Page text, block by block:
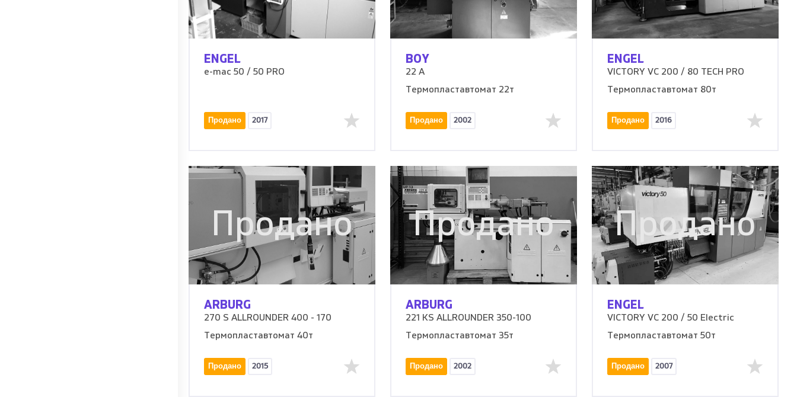
ENGEL
e-mac 50 / 50 PRO
Продано 2017
BOY
22 A
Термопластавтомат 22т
Продано 2002
ENGEL
VICTORY VC 200 / 80 TECH PRO
Термопластавтомат 80т
Продано 2016
Продано
ARBURG
270 S ALLROUNDER 400 - 170
Термопластавтомат 40т
Продано 2015
Продано
ARBURG
221 KS ALLROUNDER 350-100
Термопластавтомат 35т
Продано 2002
Продано
ENGEL
VICTORY VC 200 / 50 Electric
Термопластавтомат 50т
Продано 2007